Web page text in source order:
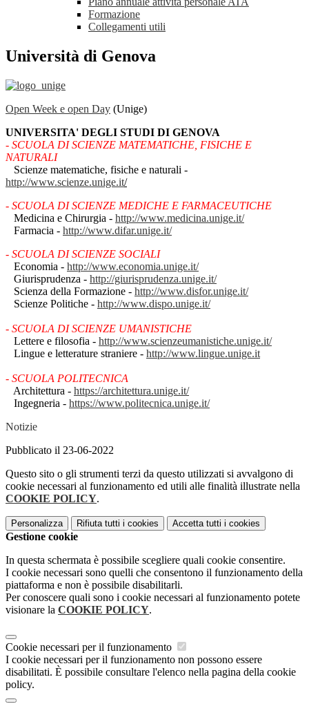
Formazione
Collegamenti utili
Università di Genova
Open Week e open Day (Unige)
UNIVERSITA' DEGLI STUDI DI GENOVA
- SCUOLA DI SCIENZE MATEMATICHE, FISICHE E
NATURALI
Scienze matematiche, fisiche e naturali -
http://www.scienze.unige.it/
- SCUOLA DI SCIENZE MEDICHE E FARMACEUTICHE
Medicina e Chirurgia - http://www.medicina.unige.it/
Farmacia - http://www.difar.unige.it/
- SCUOLA DI SCIENZE SOCIALI
Economia - http://www.economia.unige.it/
Giurisprudenza - http://giurisprudenza.unige.it/
Scienza della Formazione - http://www.disfor.unige.it/
Scienze Politiche - http://www.dispo.unige.it/
- SCUOLA DI SCIENZE UMANISTICHE
Lettere e filosofia - http://www.scienzeumanistiche.unige.it/
Lingue e letterature straniere - http://www.lingue.unige.it
- SCUOLA POLITECNICA
Architettura - https://architettura.unige.it/
Ingegneria - https://www.politecnica.unige.it/
Notizie
Pubblicato il 23-06-2022
Questo sito o gli strumenti terzi da questo utilizzati si avvalgono di
cookie necessari al funzionamento ed utili alle finalità illustrate nella
COOKIE POLICY.
Personalizza Rifiuta tutti i cookies Accetta tutti i cookies
Gestione cookie
In questa schermata è possibile scegliere quali cookie consentire.
I cookie necessari sono quelli che consentono il funzionamento della
piattaforma e non è possibile disabilitarli.
Per conoscere quali sono i cookie necessari al funzionamento potete
visionare la COOKIE POLICY.
Cookie necessari per il funzionamento
I cookie necessari per il funzionamento non possono essere
disabilitati. È possibile consultare l'elenco nella pagina della cookie
policy.